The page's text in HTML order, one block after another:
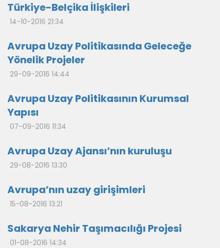
Türkiye-Belçika İlişkileri
14-10-2016 21:34
Avrupa Uzay Politikasında Geleceğe
Yönelik Projeler
29-09-2016 14:44
Avrupa Uzay Politikasının Kurumsal
Yapısı
07-09-2016 11:34
Avrupa Uzay Ajansı’nın kuruluşu
29-08-2016 13:30
Avrupa’nın uzay girişimleri
15-08-2016 13:21
Sakarya Nehir Taşımacılığı Projesi
01-08-2016 14:34